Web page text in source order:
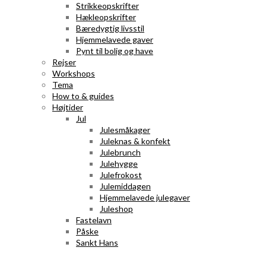
Strikkeopskrifter
Hækleopskrifter
Bæredygtig livsstil
Hjemmelavede gaver
Pynt til bolig og have
Rejser
Workshops
Tema
How to & guides
Højtider
Jul
Julesmåkager
Juleknas & konfekt
Julebrunch
Julehygge
Julefrokost
Julemiddagen
Hjemmelavede julegaver
Juleshop
Fastelavn
Påske
Sankt Hans